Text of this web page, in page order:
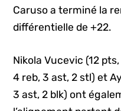
Caruso a terminé la
différentielle de +22.
Nikola Vucevic (12
4 reb, 3 ast, 2 stl) et
3 ast, 2 blk) ont